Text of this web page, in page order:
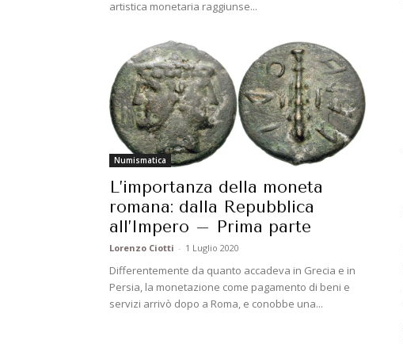
artistica monetaria raggiunse...
Numismatica
L’importanza della moneta
romana: dalla Repubblica
all’Impero – Prima parte
Lorenzo Ciotti - 1 Luglio 2020
Differentemente da quanto accadeva in Grecia e in
Persia, la monetazione come pagamento di beni e
servizi arrivò dopo a Roma, e conobbe una...